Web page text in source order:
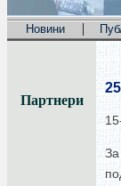
Новини |
Партнери
За